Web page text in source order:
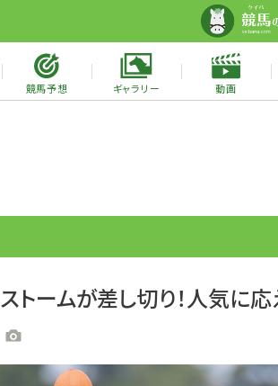
競馬予想 ギャラリー 動画
トームが差し切り！人気に応